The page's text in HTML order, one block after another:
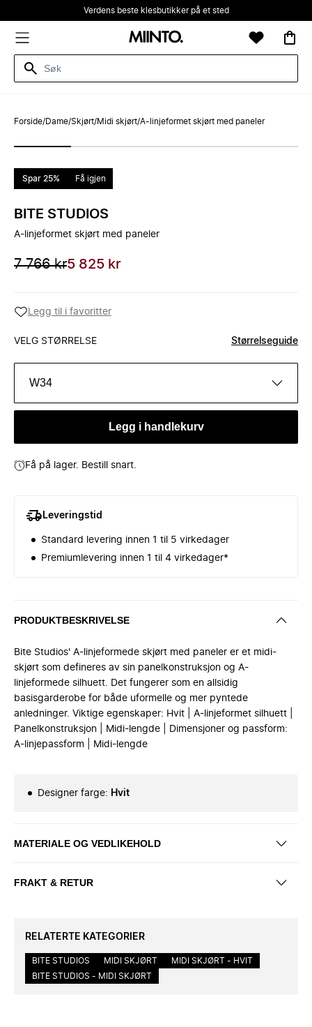
Verdens beste klesbutikker på et sted
Forside/Dame/Skjørt/Midi skjørt/A-linjeformet skjørt med paneler
Spar 25% Få igjen
BITE STUDIOS
A-linjeformet skjørt med paneler
7 766 kr5 825 kr
Legg til i favoritter
VELG STØRRELSE Størrelseguide
W34
Legg i handlekurv
Få på lager. Bestill snart.
Leveringstid
Standard levering innen 1 til 5 virkedager
Premiumlevering innen 1 til 4 virkedager*
PRODUKTBESKRIVELSE
Bite Studios' A-linjeformede skjørt med paneler er et midi-
skjørt som defineres av sin panelkonstruksjon og A-
linjeformede silhuett. Det fungerer som en allsidig
basisgarderobe for både uformelle og mer pyntede
anledninger. Viktige egenskaper: Hvit | A-linjeformet silhuett |
Panelkonstruksjon | Midi-lengde | Dimensjoner og passform:
A-linjepassform | Midi-lengde
Designer farge: Hvit
MATERIALE OG VEDLIKEHOLD
FRAKT & RETUR
RELATERTE KATEGORIER
BITE STUDIOS MIDI SKJØRT
MIDI SKJØRT - HVIT
BITE STUDIOS - MIDI SKJØRT